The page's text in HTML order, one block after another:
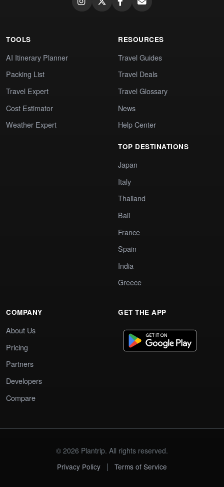
TOOLS
AI Itinerary Planner
Packing List
Travel Expert
Cost Estimator
Weather Expert
RESOURCES
Travel Guides
Travel Deals
Travel Glossary
News
Help Center
TOP DESTINATIONS
Japan
Italy
Thailand
Bali
France
Spain
India
Greece
COMPANY
About Us
Pricing
Partners
Developers
Compare
GET THE APP
© 2026 Plantrip. All rights reserved.
Privacy Policy
| Terms of Service